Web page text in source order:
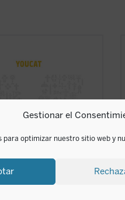
Gestionar el
para optimizar nuestro sitio web y
fe católica en 26
mayor». El ...(ver ficha)